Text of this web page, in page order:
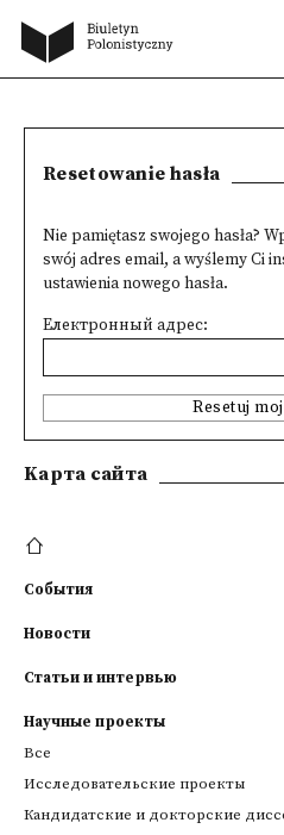
Resetowanie hasła
Nie pamiętasz swojego hasła?
swój adres email, a wyślemy Ci
ustawienia nowego hasła.
Електронный адрес:
Resetuj
Kарта сайта
События
Новости
Статьи и интервью
Научные проекты
Все
Исследовательские проекты
Кандидатские и докторские